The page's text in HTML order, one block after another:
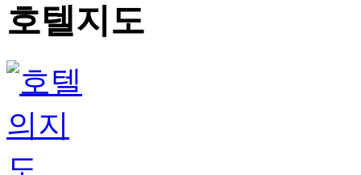
호텔지도